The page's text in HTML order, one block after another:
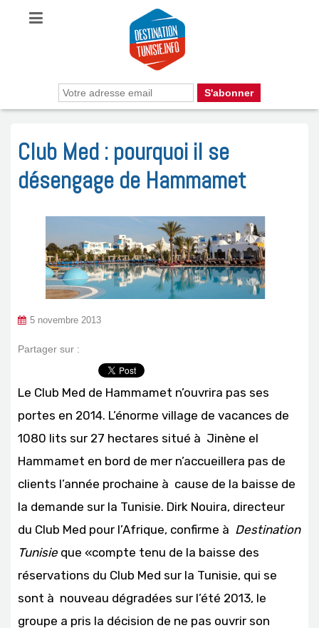
Club Med : pourquoi il se
désengage de Hammamet
5 novembre 2013
Partager sur :
Le Club Med de Hammamet n’ouvrira pas ses
portes en 2014. L’énorme village de vacances de
1080 lits sur 27 hectares situé à Jinène el
Hammamet en bord de mer n’accueillera pas de
clients l’année prochaine à cause de la baisse de
la demande sur la Tunisie. Dirk Nouira, directeur
du Club Med pour l’Afrique, confirme à Destination
Tunisie que «compte tenu de la baisse des
réservations du Club Med sur la Tunisie, qui se
sont à nouveau dégradées sur l’été 2013, le
groupe a pris la décision de ne pas ouvrir son